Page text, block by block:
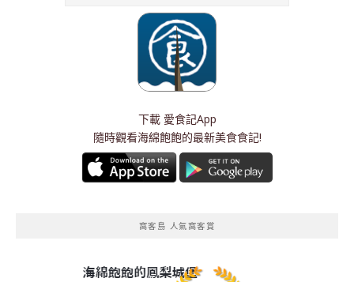
下載 愛食記App
隨時觀看海綿飽飽的最新美食食記!
窩客島 人氣窩客賞